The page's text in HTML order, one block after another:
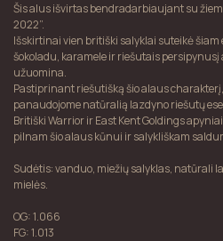
Šis alus išvirtas bendradarbiaujant su
2022”.
Išskirtinai vien britiški salyklai suteikė
šokoladu, karamele ir riešutais
užuomina.
Pastiprinant riešutišką šio alaus
panaudojome natūralią lazdyno riešutų
Britiški Warrior ir East Kent Goldings
pilnam šio alaus kūnui ir salykliškam
Sudėtis: vanduo, miežių salyklas, natūrali
mielės.
OG: 1.066
FG: 1.013